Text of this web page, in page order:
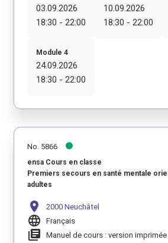
03.09.2026
18:30 - 22:00
10.09.2026
18:30 - 22:00
Module 4
24.09.2026
18:30 - 22:00
No. 5866
ensa Cours en classe
Premiers secours en santé mentale
adultes
location_on 2000 Neuchâtel
language Français
library_books Manuel de cours : version imprimée